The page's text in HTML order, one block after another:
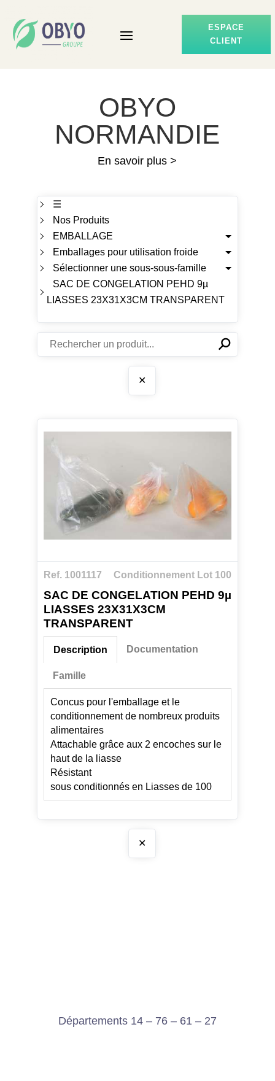
ESPACE
CLIENT
OBYO
NORMANDIE
En savoir plus >
☰
Nos Produits
EMBALLAGE
Emballages pour utilisation froide
Sélectionner une sous-sous-famille
SAC DE CONGELATION PEHD 9µ
LIASSES 23X31X3CM TRANSPARENT
✕⚲
✕
Ref. 1001117 Conditionnement Lot 100
SAC DE CONGELATION PEHD 9µ
LIASSES 23X31X3CM
TRANSPARENT
Description
Concus pour l'emballage et le
conditionnement de nombreux produits
alimentaires
Attachable grâce aux 2 encoches sur le
haut de la liasse
Résistant
sous conditionnés en Liasses de 100
Documentation
Famille
✕
Départements 14 – 76 – 61 – 27